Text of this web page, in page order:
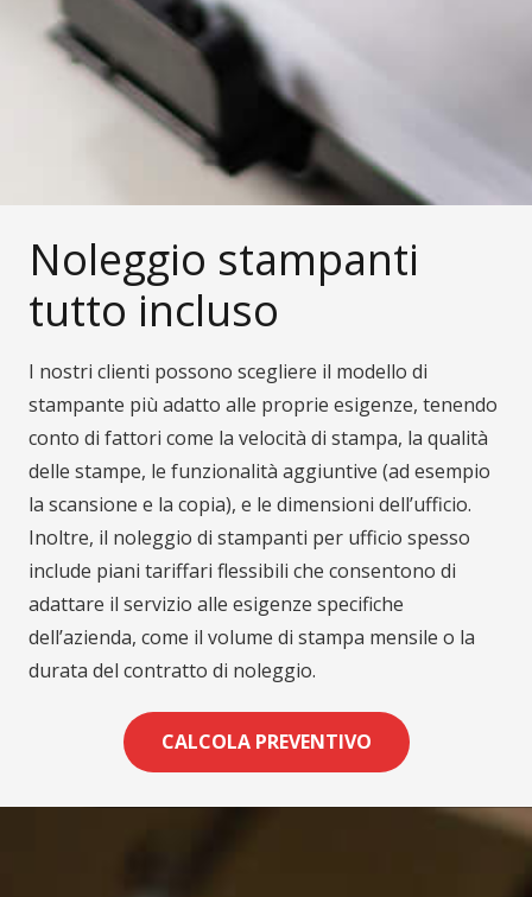
Noleggio stampanti
tutto incluso
I nostri clienti possono scegliere il modello di
stampante più adatto alle proprie esigenze, tenendo
conto di fattori come la velocità di stampa, la qualità
delle stampe, le funzionalità aggiuntive (ad esempio
la scansione e la copia), e le dimensioni dell’ufficio.
Inoltre, il noleggio di stampanti per ufficio spesso
include piani tariffari flessibili che consentono di
adattare il servizio alle esigenze specifiche
dell’azienda, come il volume di stampa mensile o la
durata del contratto di noleggio.
CALCOLA PREVENTIVO